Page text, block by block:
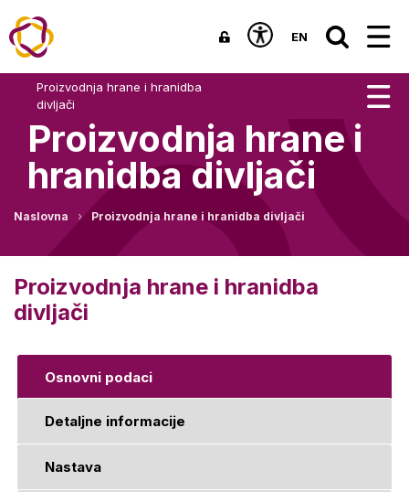
EN
Proizvodnja hrane i hranidba
divljači
Proizvodnja hrane i
hranidba divljači
Naslovna Proizvodnja hrane i hranidba divljači
Proizvodnja hrane i hranidba
divljači
Osnovni podaci
Detaljne informacije
Nastava